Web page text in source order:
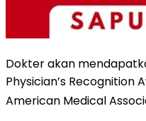
Dokter akan
Physician’s Recognition
American Medical